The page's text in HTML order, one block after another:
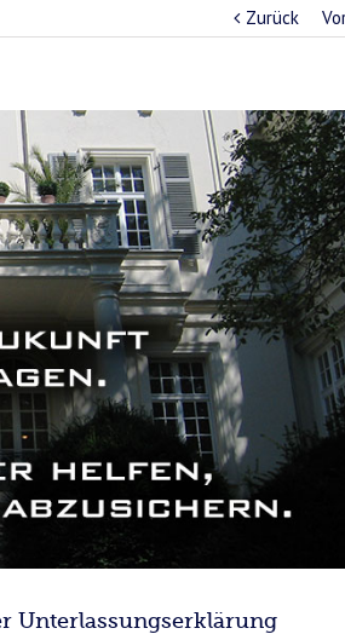
Zurück
Unterlassungserklärung